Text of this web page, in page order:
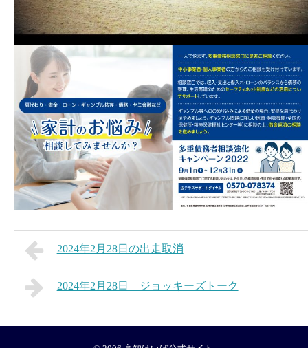
2024年2月28日の出走取消
2024年2月28日 ジョッキーズトーク